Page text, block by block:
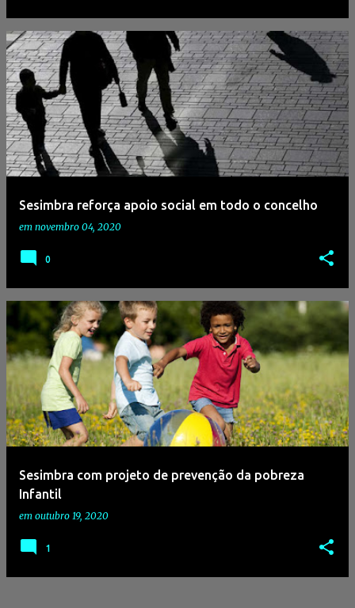
Sesimbra reforça apoio social em todo o concelho
em novembro 04, 2020
0
Sesimbra com projeto de prevenção da pobreza
Infantil
em outubro 19, 2020
1